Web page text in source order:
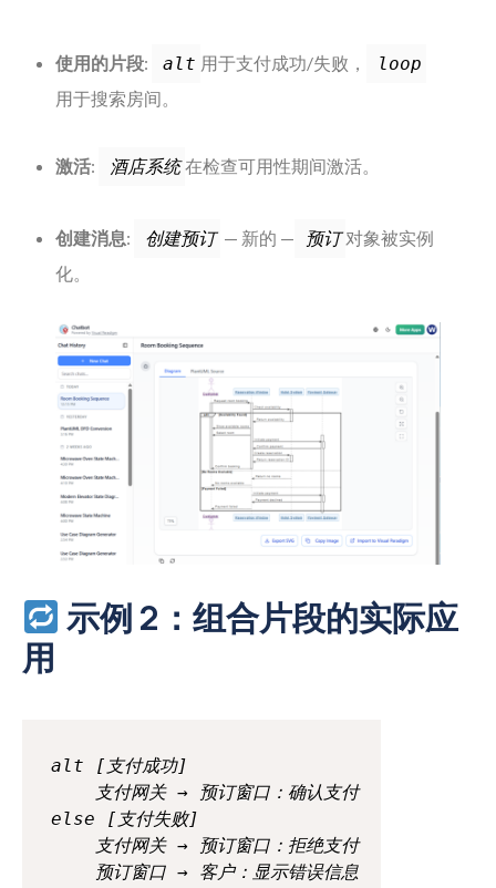
使用的片段: alt 用于支付成功/失败，
loop
用于搜索房间。
激活: 酒店系统 在检查可用性期间激活。
创建消息: 创建预订 — 新的 — 预订 对象被实例
化。
示例 2：组合片段的实际应
用
alt [支付成功]
    支付网关 → 预订窗口：确认支付
else [支付失败]
    支付网关 → 预订窗口：拒绝支付
    预订窗口 → 客户：显示错误信息